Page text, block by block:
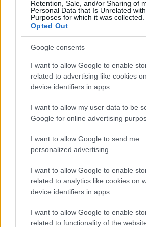
Retention, Sale, and/or Sharing of
Personal Data that Is Unrelated
Purposes for which it was collected.
Opted Out
Google consents
I want to allow Google to enable
related to advertising like cookies
device identifiers in apps.
I want to allow my user data to be
Google for online advertising
I want to allow Google to send me
personalized advertising.
I want to allow Google to enable
related to analytics like cookies on
device identifiers in apps.
I want to allow Google to enable
related to functionality of the
múlva kell megírni az
Addigra a hazugság már
pályát, megitta a kávéját, és
okoskodni.
Kell egy szakmailag
forrásolt válaszokat
Média- és közösségimédia-
Rendszeresen dokumentálni
antiszemita és anticionista
terjesztik őket, milyen